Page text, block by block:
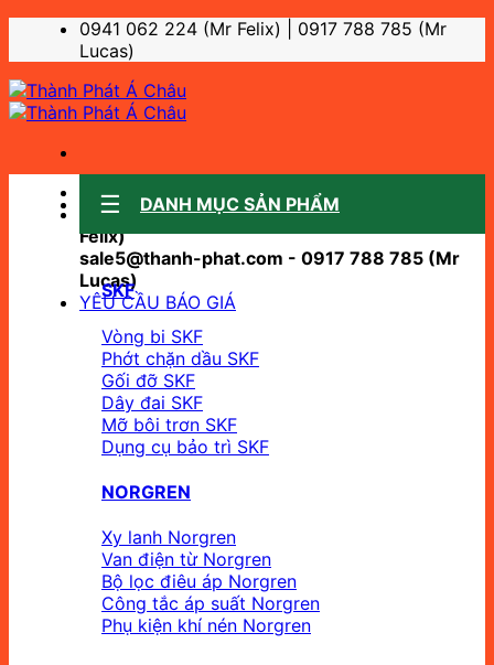
dung
0941 062 224 (Mr Felix) | 0917 788 785 (Mr
Lucas)
Sale support:
sale10@thanh-phat.com - 0941 062 224 (Mr
Felix)
sale5@thanh-phat.com - 0917 788 785 (Mr
Lucas)
YÊU CẦU BÁO GIÁ
DANH MỤC SẢN PHẨM
SKF
Vòng bi SKF
Phớt chặn dầu SKF
Gối đỡ SKF
Dây đai SKF
Mỡ bôi trơn SKF
Dụng cụ bảo trì SKF
NORGREN
Xy lanh Norgren
Van điện từ Norgren
Bộ lọc điêu áp Norgren
Công tắc áp suất Norgren
Phụ kiện khí nén Norgren